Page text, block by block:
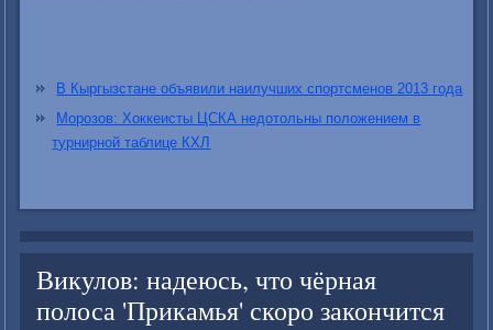
В Кыргызстане объявили наилучших спортсменов 2013 года
Морозов: Хоккеисты ЦСКА недотольны положением в
турнирной таблице КХЛ
Викулов: надеюсь, что чёрная
полоса 'Прикамья' скоро закончится